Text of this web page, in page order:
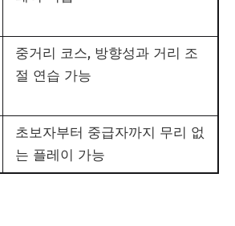
중거리 코스, 방향성과 거리 조
절 연습 가능
초보자부터 중급자까지 무리 없
는 플레이 가능